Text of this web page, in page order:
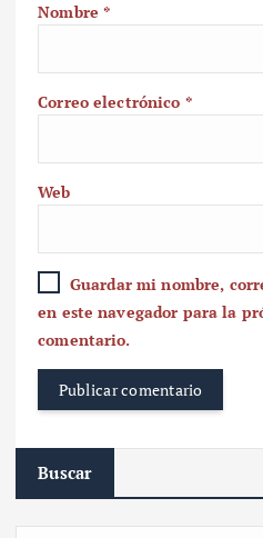
Nombre*
Correo electrónico *
Web
Guardar mi nombre,
en este navegador para la
comentario.
Buscar